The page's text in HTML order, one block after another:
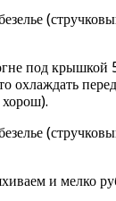
под крышкой
охлаждать
хорош).
и мелко